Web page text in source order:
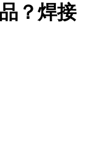
？焊接